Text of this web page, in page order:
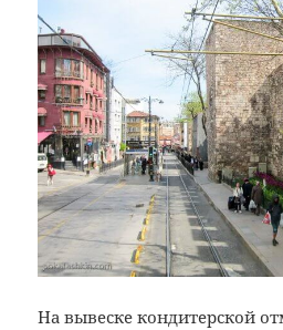
На вывеске кондитерской